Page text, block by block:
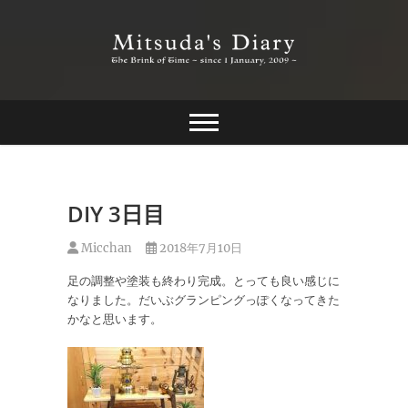
Mitsuda's Diary
DIY 3日目
Micchan 2018年7月10日
足の調整や塗装も終わり完成。とっても良い感じに
なりました。だいぶグランピングっぽくなってきた
かなと思います。